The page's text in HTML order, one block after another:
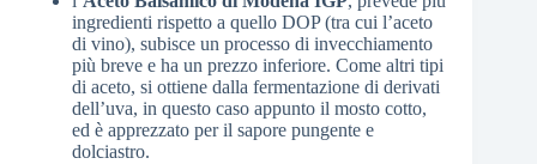
ingredienti rispetto a quello DOP (tra cui l’aceto
di vino), subisce un processo di invecchiamento
più breve e ha un prezzo inferiore. Come altri tipi
di aceto, si ottiene dalla fermentazione di derivati
dell’uva, in questo caso appunto il mosto cotto,
ed è apprezzato per il sapore pungente e
dolciastro.